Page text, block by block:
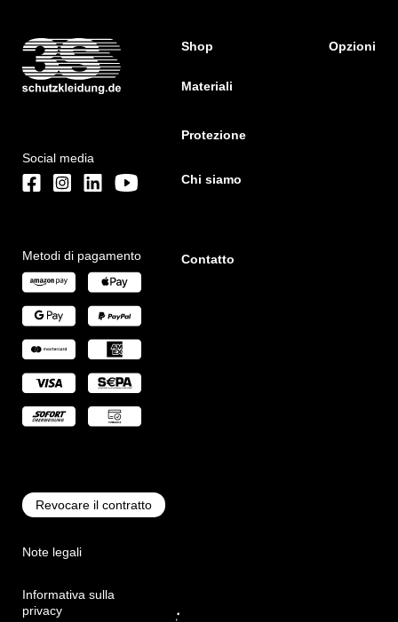
Social media
Metodi di pagamento
Revocare il contratto
Note legali
Informativa sulla
privacy
Shop Opzioni
Materiali
Protezione
Chi siamo
Contatto